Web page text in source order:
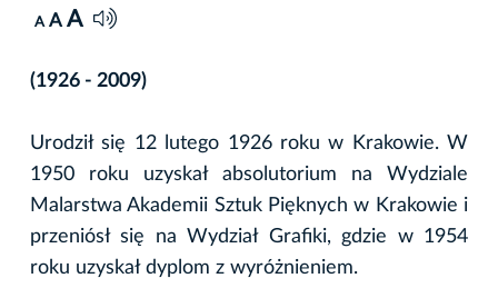
A A A
(1926 - 2009)
Urodził się 12 lutego 1926 roku w Krakowie. W
1950 roku uzyskał absolutorium na Wydziale
Malarstwa Akademii Sztuk Pięknych w Krakowie i
przeniósł się na Wydział Grafiki, gdzie w 1954
roku uzyskał dyplom z wyróżnieniem.